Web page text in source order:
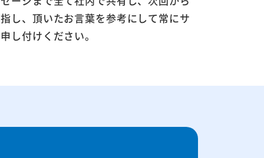
し、頂いたお言葉を参考にして常にサ
し付けください。